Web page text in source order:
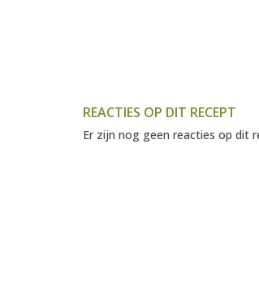
REACTIES OP DIT RECEPT
Er zijn nog geen reacties op dit